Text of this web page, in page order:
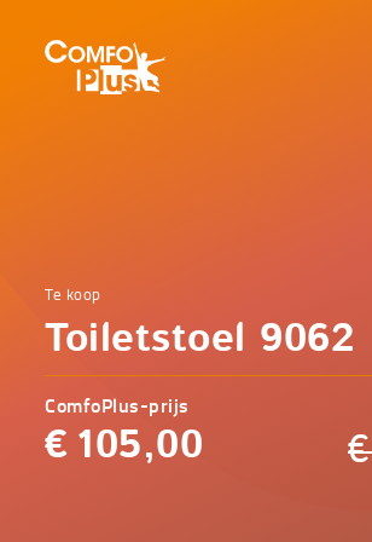
Home
Comfort
Comfoplus
-
Te koop
Toiletstoel 9062
ComfoPlus-prijs
€ 105,00 €
navigatieComfoPlus